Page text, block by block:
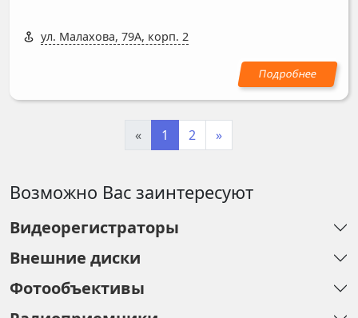
ул. Малахова, 79А, корп. 2
« 1 2 »
Возможно Вас заинтересуют
Видеорегистраторы
Внешние диски
Фотообъективы